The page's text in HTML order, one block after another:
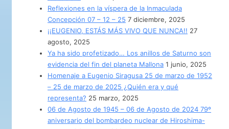
Reflexiones en la víspera de la Inmaculada
Concepción 07 – 12 – 25 7 diciembre, 2025
¡¡EUGENIO, ESTÁS MÁS VIVO QUE NUNCA!! 27
agosto, 2025
Ya ha sido profetizado… Los anillos de Saturno son
evidencia del fin del planeta Mallona 1 junio, 2025
Homenaje a Eugenio Siragusa 25 de marzo de 1952
– 25 de marzo de 2025 ¿Quién era y qué
representa? 25 marzo, 2025
06 de Agosto de 1945 – 06 de Agosto de 2024 79º
aniversario del bombardeo nuclear de Hiroshima-